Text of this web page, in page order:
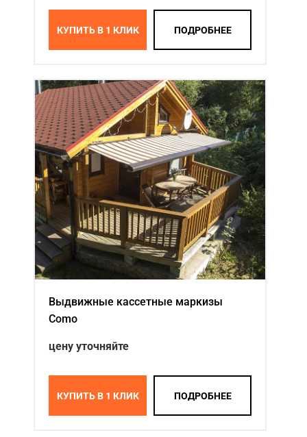
Контакты
КУПИТЬ В 1 КЛИК ПОДРОБНЕЕ
Выдвижные кассетные маркизы
Como
цену уточняйте
КУПИТЬ В 1 КЛИК ПОДРОБНЕЕ